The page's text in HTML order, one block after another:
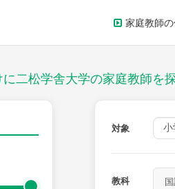
家庭教師
二松学舎大学の家庭教師を
対象
教科